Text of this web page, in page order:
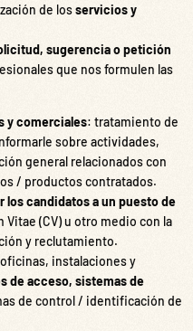
de losservicios y
sugerencia o petición
que nos formulen las
y comerciales: tratamiento de
sobre actividades,
general relacionados con
/ productos contratados.
los candidatos a un puesto de
Vitae (CV) u otro medio con la
y reclutamiento.
instalaciones y
de acceso, sistemas de
de control / identificación de